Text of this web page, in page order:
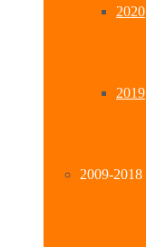
2020
2019
2009-2018